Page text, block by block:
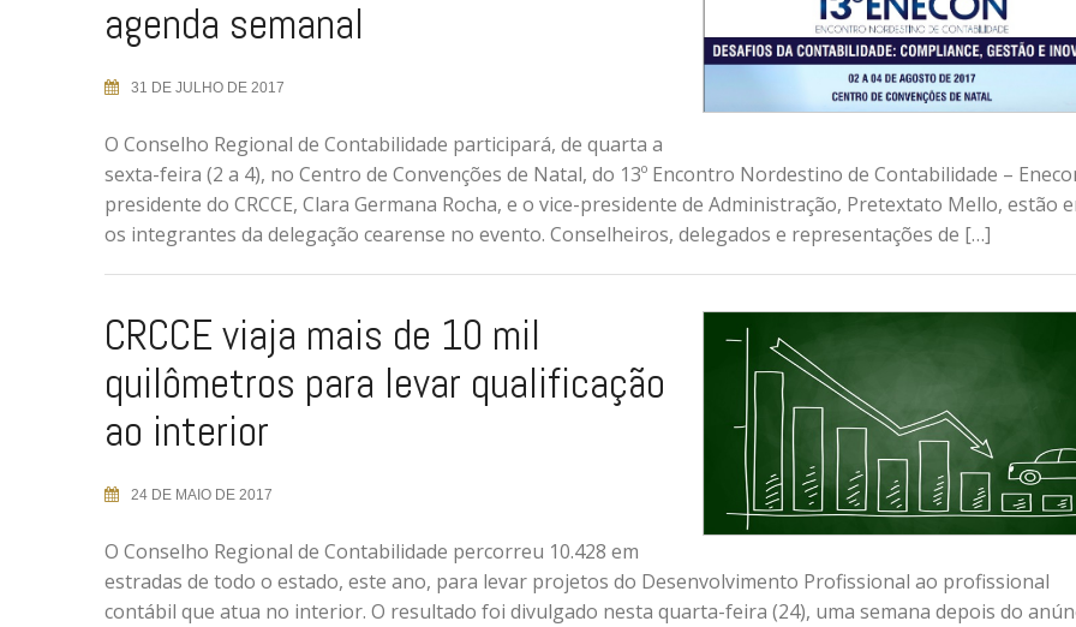
agenda semanal
31 DE JULHO DE 2017
O Conselho Regional de Contabilidade participará, de quarta a
sexta-feira (2 a 4), no Centro de Convenções de Natal, do 13º Encontro Nordestino de Contabilidade –
presidente do CRCCE, Clara Germana Rocha, e o vice-presidente de Administração, Pretextato Mello, estão
os integrantes da delegação cearense no evento. Conselheiros, delegados e representações de […]
CRCCE viaja mais de 10 mil
quilômetros para levar qualificação
ao interior
24 DE MAIO DE 2017
O Conselho Regional de Contabilidade percorreu 10.428 em
estradas de todo o estado, este ano, para levar projetos do Desenvolvimento Profissional ao profissional
contábil que atua no interior. O resultado foi divulgado nesta quarta-feira (24), uma semana depois do